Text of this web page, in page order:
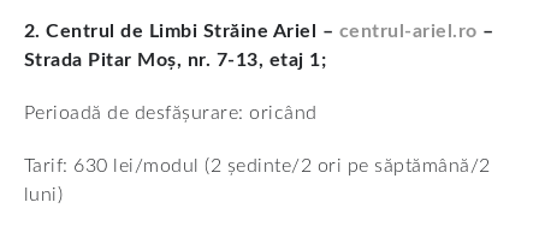
2. Centrul de Limbi Străine Ariel – centrul-ariel.ro –
Strada Pitar Moș, nr. 7-13, etaj 1;
Perioadă de desfășurare: oricând
Tarif: 630 lei/modul (2 ședinte/2 ori pe săptămână/2
luni)